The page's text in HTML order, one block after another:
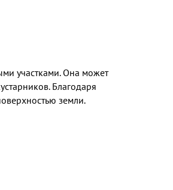
участками. Она может
Благодаря
земли.